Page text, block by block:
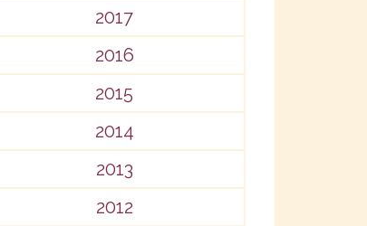
2017
2016
2015
2014
2013
2012